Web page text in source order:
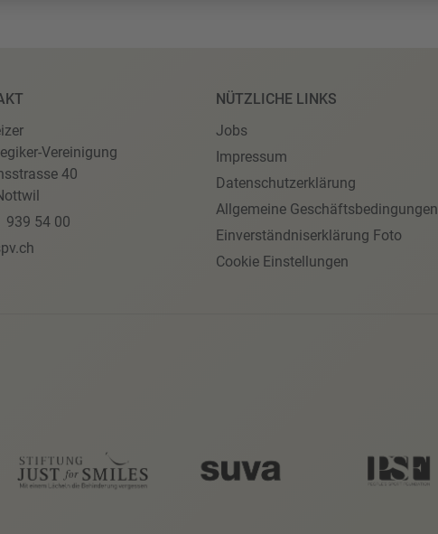
Vereinigung
40
939 54 00
NÜTZLICHE LINKS
Jobs
Impressum
Datenschutzerklärung
Allgemeine Geschäftsbedingungen
Einverständniserklärung Foto
Cookie Einstellungen